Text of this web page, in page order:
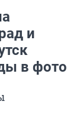
и
в фото